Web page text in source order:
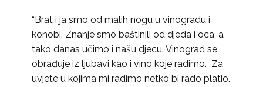
“Brat i ja smo od malih nogu u vinogradu i
konobi. Znanje smo baštinili od djeda i oca, a
tako danas učimo i našu djecu. Vinograd se
obrađuje iz ljubavi kao i vino koje radimo. Za
uvjete u kojima mi radimo netko bi rado platio.